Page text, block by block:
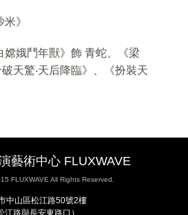
》
娥鬥年獸》飾 青蛇、《梁
天驚‧天后降臨》、《扮裝天
藝術中心 FLUXWAVE
FLUXWAVE All Rights Reserved.
中山區松江路50號2樓
江路與長安東路口）